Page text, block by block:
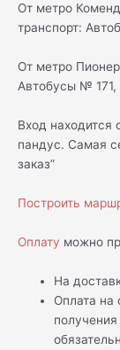
От метро
транспорт:
От метро
Автобусы № 171,
Вход находится
пандус. Самая
заказ”
Построить
Оплату можно
На
Оплата на